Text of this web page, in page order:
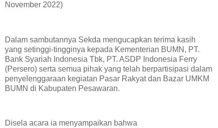
November 2022)
Dalam sambutannya Sekda mengucapkan terima kasih
yang setinggi-tingginya kepada Kementerian BUMN, PT.
Bank Syariah Indonesia Tbk, PT. ASDP Indonesia Ferry
(Persero) serta semua pihak yang telah berpartisipasi dalam
penyelenggaraan kegiatan Pasar Rakyat dan Bazar UMKM
BUMN di Kabupaten Pesawaran.
Disela acara ia menyampaikan bahwa